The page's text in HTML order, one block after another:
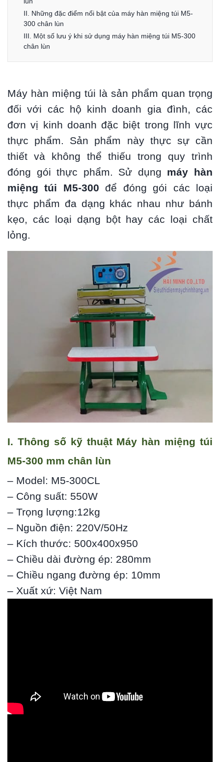
II. Những đặc điểm nổi bật của máy hàn miệng túi M5-
300 chân lùn
III. Một số lưu ý khi sử dụng máy hàn miệng túi M5-300
chân lùn
Máy hàn miệng túi là sản phẩm quan trọng
đối với các hộ kinh doanh gia đình, các
đơn vị kinh doanh đặc biệt trong lĩnh vực
thực phẩm. Sản phẩm này thực sự cần
thiết và không thể thiếu trong quy trình
đóng gói thực phẩm. Sử dụng máy hàn
miệng túi M5-300 để đóng gói các loại
thực phẩm đa dạng khác nhau như bánh
kẹo, các loại dạng bột hay các loại chất
lỏng.
I. Thông số kỹ thuật Máy hàn miệng túi
M5-300 mm chân lùn
– Model: M5-300CL
– Công suất: 550W
– Trọng lượng:12kg
– Nguồn điện: 220V/50Hz
– Kích thước: 500x400x950
– Chiều dài đường ép: 280mm
– Chiều ngang đường ép: 10mm
– Xuất xứ: Việt Nam